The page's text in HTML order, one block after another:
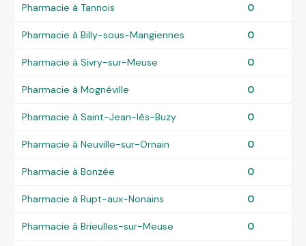
Pharmacie à Tannois 0
Pharmacie à Billy-sous-Mangiennes 0
Pharmacie à Sivry-sur-Meuse 0
Pharmacie à Mognéville 0
Pharmacie à Saint-Jean-lès-Buzy 0
Pharmacie à Neuville-sur-Ornain 0
Pharmacie à Bonzée 0
Pharmacie à Rupt-aux-Nonains 0
Pharmacie à Brieulles-sur-Meuse 0